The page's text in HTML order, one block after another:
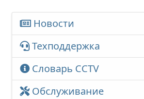
Новости
Техподдержка
Словарь CCTV
Обслуживание